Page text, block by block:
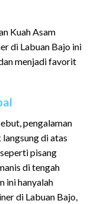
Kuah Asam
di Labuan Bajo ini
menjadi favorit
pengalaman
di atas
pisang
di tengah
ini hanyalah
di Labuan Bajo,